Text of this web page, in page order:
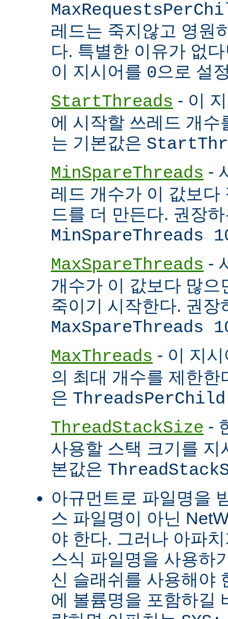
레드는 죽지않고 영원
다. 특별한 이유가 없
이 지시어를 0으로 설
StartThreads - 이
에 시작할 쓰레드 개수
는 기본값은
MinSpareThreads -
레드 개수가 이 값보다
드를 더 만든다. 권장
MinSpareThreads
MaxSpareThreads -
개수가 이 값보다 많으
죽이기 시작한다. 권장
MaxSpareThreads
MaxThreads - 이 지
의 최대 개수를 제한한
은
ThreadStackSize -
사용할 스택 크기를 지
본값은
아규먼트로 파일명을
스 파일명이 아닌
야 한다. 그러나 아파
스식 파일명을 사용하
신 슬래쉬를 사용해야
에 볼륨명을 포함하길